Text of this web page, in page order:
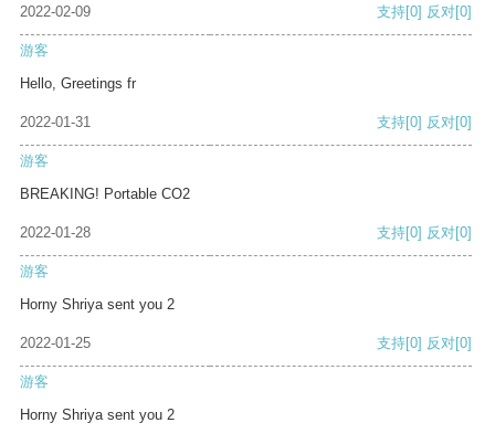
2022-02-09 支持[0] 反对[0]
游客
Hello, Greetings fr
2022-01-31 支持[0] 反对[0]
游客
BREAKING! Portable CO2
2022-01-28 支持[0] 反对[0]
游客
Horny Shriya sent you 2
2022-01-25 支持[0] 反对[0]
游客
Horny Shriya sent you 2